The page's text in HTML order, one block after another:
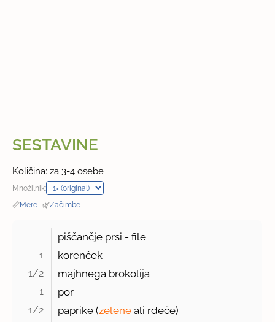
SESTAVINE
Količina: za 3-4 osebe
Množilnik:
📏Mere · 🌿Začimbe
piščančje prsi - file
1 korenček
1/2 majhnega brokolija
1 por
1/2 paprike (zelene ali rdeče)